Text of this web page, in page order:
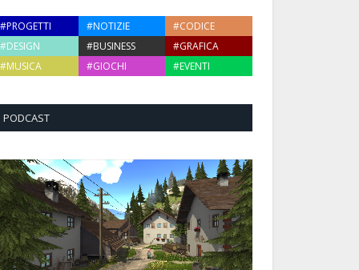
#PROGETTI #NOTIZIE
#CODICE
#DESIGN
#BUSINESS
#GRAFICA
#MUSICA
#GIOCHI #EVENTI
PODCAST